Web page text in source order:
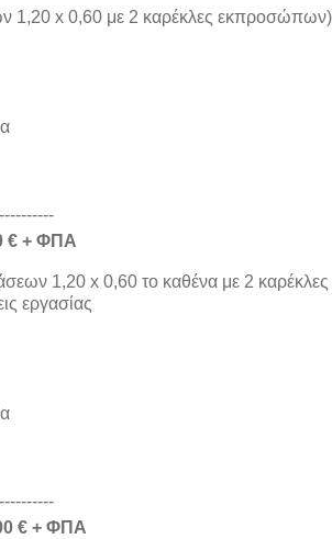
1,20 x 0,60 με 2 καρέκλες εκπροσώπων)
€ + ΦΠΑ
1,20 x 0,60 το καθένα με 2 καρέκλες
εργασίας
€ + ΦΠΑ